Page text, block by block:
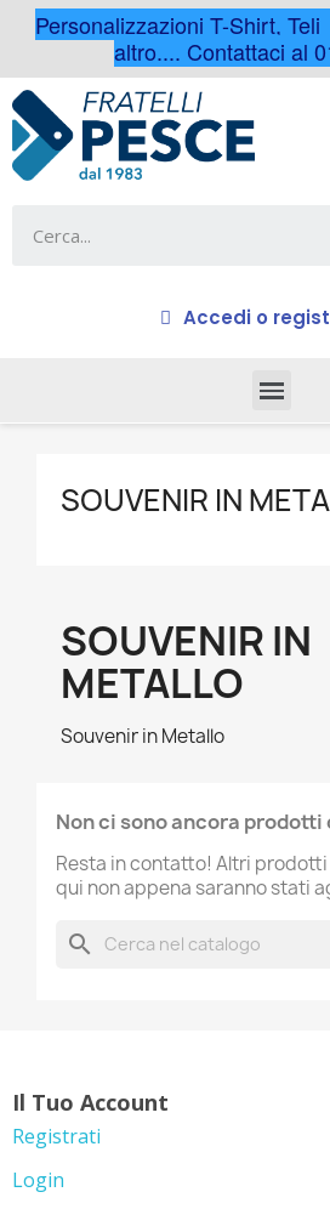
Personalizzazioni T-Shirt,
altro.... Contattaci al
Accedi o
SOUVENIR IN
SOUVENIR IN
METALLO
Souvenir in Metallo
Non ci sono ancora
Resta in contatto! Altri
qui non appena saranno stati
search
Il Tuo Account
Registrati
Login